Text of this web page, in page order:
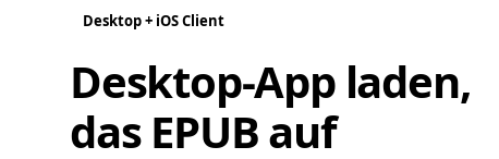
Desktop + iOS Client
Desktop-App laden,
das EPUB auf